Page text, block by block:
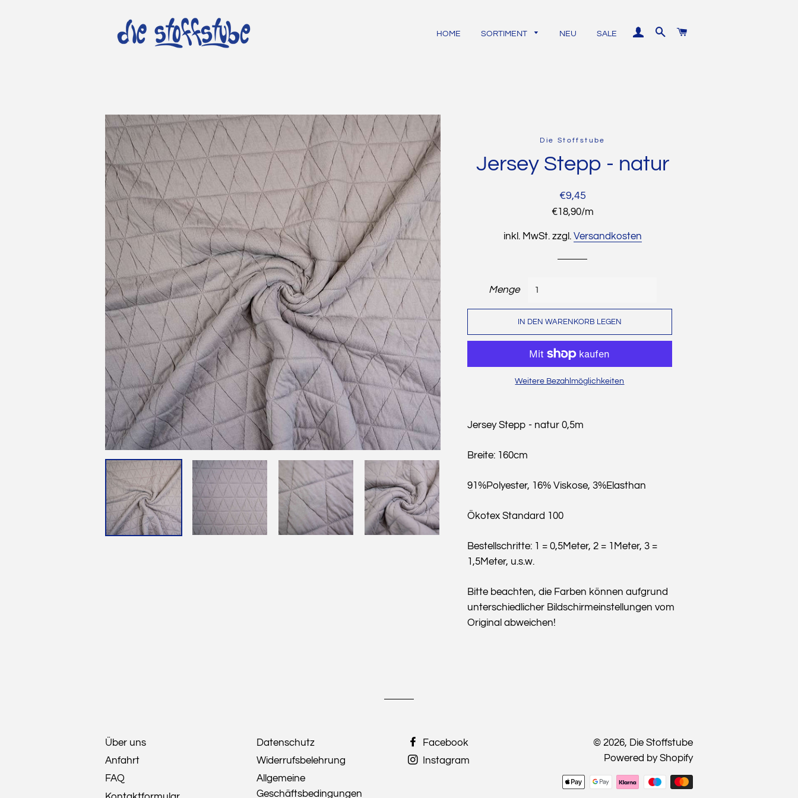
HOME SORTIMENT
Jersey
French
Terry
Bündchen
Softshell
Sweat
Wollwalk
Strickstoffe
Leinen
Weihnachten
Kurzwaren
Nähgarn
Reißverschlüsse
Kordel
NEU SALE EINLOGGEN
SUCHE
Die Stoffstube
Jersey Stepp - natur
Normaler
Preis
Sonderpreis
€9,45
Stückpreis
€18,90/pro
m
inkl. MwSt. zzgl. Versandkosten
Menge
IN DEN WARENKORB LEGEN
Weitere Bezahlmöglichkeiten
Jersey Stepp - natur 0,5m
Breite: 160cm
91%Polyester, 16% Viskose, 3%Elasthan
Ökotex Standard 100
Bestellschritte: 1 = 0,5Meter, 2 = 1Meter, 3 =
1,5Meter, u.s.w.
Bitte beachten, die Farben können aufgrund
unterschiedlicher Bildschirmeinstellungen vom
Original abweichen!
Über uns
Anfahrt
FAQ
Datenschutz
Widerrufsbelehrung
Allgemeine
Geschäftsbedingungen
Facebook
Instagram
© 2026, Die Stoffstube
Powered by Shopify